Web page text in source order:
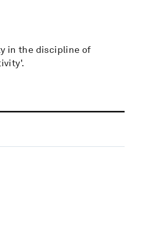
in the discipline of